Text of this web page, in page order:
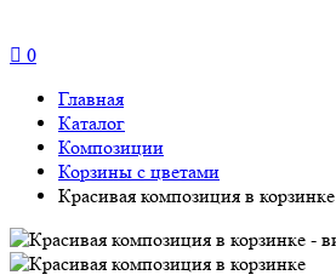
0
Главная
Каталог
Композиции
Корзины с цветами
Красивая композиция в корзинке